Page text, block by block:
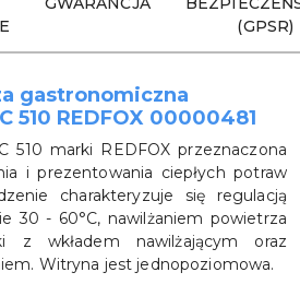
(GPSR)
gastronomiczna
510 REDFOX 00000481
510 marki REDFOX przeznaczona
i prezentowania ciepłych potraw
charakteryzuje się regulacją
30 - 60°C, nawilżaniem powietrza
z wkładem nawilżającym oraz
Witryna jest jednopoziomowa.